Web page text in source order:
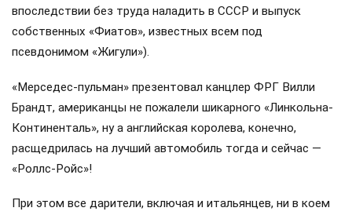
впоследствии без труда наладить в СССР и выпуск
собственных «Фиатов», известных всем под
псевдонимом «Жигули»).
«Мерседес-пульман» презентовал канцлер ФРГ Вилли
Брандт, американцы не пожалели шикарного «Линкольна-
Континенталь», ну а английская королева, конечно,
расщедрилась на лучший автомобиль тогда и сейчас —
«Роллс-Ройс»!
При этом все дарители, включая и итальянцев, ни в коем